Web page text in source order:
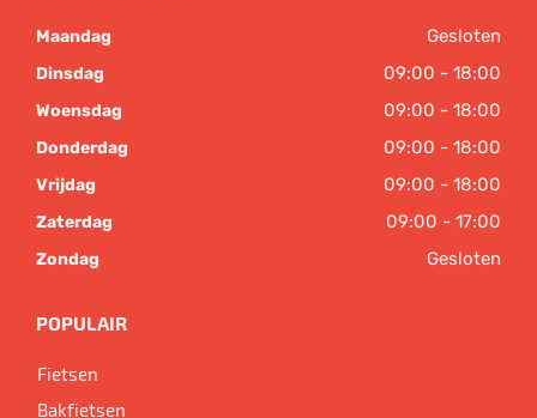
Maandag Gesloten
Dinsdag 09:00 - 18:00
Woensdag 09:00 - 18:00
Donderdag 09:00 - 18:00
Vrijdag 09:00 - 18:00
Zaterdag 09:00 - 17:00
Zondag Gesloten
POPULAIR
Fietsen
Bakfietsen